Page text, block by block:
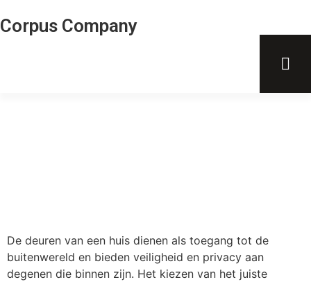
Corpus Company
De deuren van een huis dienen als toegang tot de
buitenwereld en bieden veiligheid en privacy aan
degenen die binnen zijn. Het kiezen van het juiste